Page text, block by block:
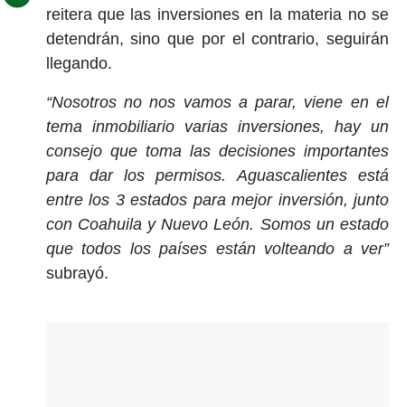
reitera que las inversiones en la materia no se
detendrán, sino que por el contrario, seguirán
llegando.
“Nosotros no nos vamos a parar, viene en el
tema inmobiliario varias inversiones, hay un
consejo que toma las decisiones importantes
para dar los permisos. Aguascalientes está
entre los 3 estados para mejor inversión, junto
con Coahuila y Nuevo León. Somos un estado
que todos los países están volteando a ver”
subrayó.